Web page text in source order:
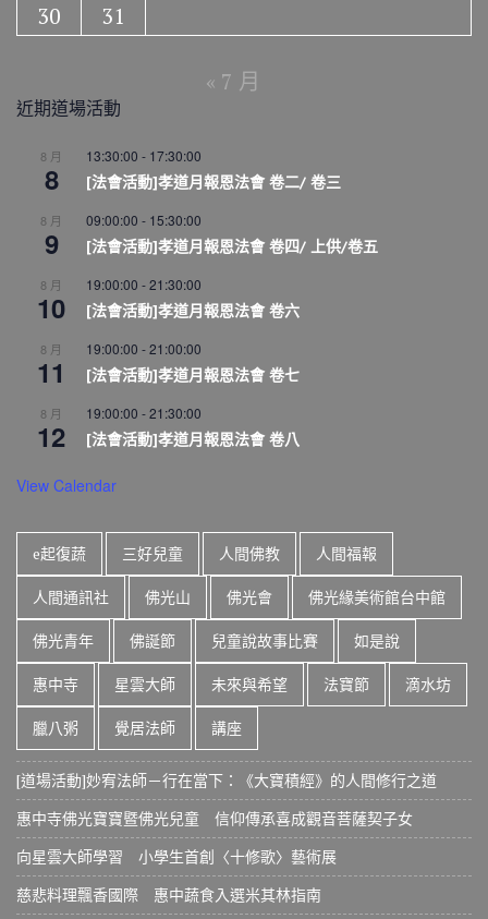
30
31
« 7 月
近期道場活動
8 月
8
13:30:00 - 17:30:00
[法會活動]孝道月報恩法會 卷二/ 卷三
8 月
9
09:00:00 - 15:30:00
[法會活動]孝道月報恩法會 卷四/ 上供/卷五
8 月
10
19:00:00 -21:30:00
[法會活動]孝道月報恩法會 卷六
8 月
11
19:00:00 -21:00:00
[法會活動]孝道月報恩法會 卷七
8 月
12
19:00:00 -21:30:00
[法會活動]孝道月報恩法會 卷八
View Calendar
e起復蔬 三好兒童 人間佛教 人間福報
人間通訊社 佛光山 佛光會 佛光緣美術館台中館
佛光青年 佛誕節 兒童說故事比賽 如是說
惠中寺 星雲大師 未來與希望 法寶節 滴水坊
臘八粥 覺居法師 講座
[道場活動]妙宥法師－行在當下：《大寶積經》的人間修行之道
惠中寺佛光寶寶暨佛光兒童 信仰傳承喜成觀音菩薩契子女
向星雲大師學習 小學生首創〈十修歌〉藝術展
慈悲料理飄香國際 惠中蔬食入選米其林指南